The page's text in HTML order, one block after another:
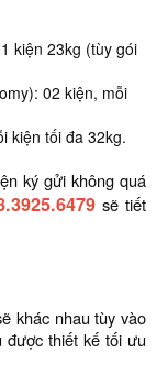
kiện 23kg (tùy gói
02 kiện, mỗi
kiện tối đa 32kg.
ký gửi không quá
sẽ tiết
khác nhau tùy vào
được thiết kế tối ưu